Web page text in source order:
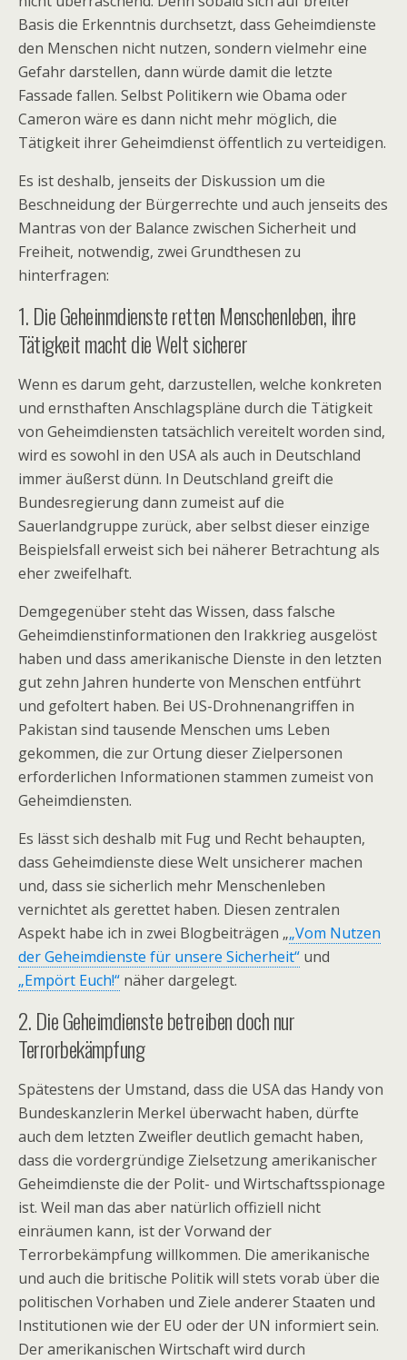
Basis die Erkenntnis durchsetzt, dass Geheimdienste
den Menschen nicht nutzen, sondern vielmehr eine
Gefahr darstellen, dann würde damit die letzte
Fassade fallen. Selbst Politikern wie Obama oder
Cameron wäre es dann nicht mehr möglich, die
Tätigkeit ihrer Geheimdienst öffentlich zu verteidigen.
Es ist deshalb, jenseits der Diskussion um die
Beschneidung der Bürgerrechte und auch jenseits des
Mantras von der Balance zwischen Sicherheit und
Freiheit, notwendig, zwei Grundthesen zu
hinterfragen:
1. Die Geheinmdienste retten Menschenleben, ihre
Tätigkeit macht die Welt sicherer
Wenn es darum geht, darzustellen, welche konkreten
und ernsthaften Anschlagspläne durch die Tätigkeit
von Geheimdiensten tatsächlich vereitelt worden sind,
wird es sowohl in den USA als auch in Deutschland
immer äußerst dünn. In Deutschland greift die
Bundesregierung dann zumeist auf die
Sauerlandgruppe zurück, aber selbst dieser einzige
Beispielsfall erweist sich bei näherer Betrachtung als
eher zweifelhaft.
Demgegenüber steht das Wissen, dass falsche
Geheimdienstinformationen den Irakkrieg ausgelöst
haben und dass amerikanische Dienste in den letzten
gut zehn Jahren hunderte von Menschen entführt
und gefoltert haben. Bei US-Drohnenangriffen in
Pakistan sind tausende Menschen ums Leben
gekommen, die zur Ortung dieser Zielpersonen
erforderlichen Informationen stammen zumeist von
Geheimdiensten.
Es lässt sich deshalb mit Fug und Recht behaupten,
dass Geheimdienste diese Welt unsicherer machen
und, dass sie sicherlich mehr Menschenleben
vernichtet als gerettet haben. Diesen zentralen
Aspekt habe ich in zwei Blogbeiträgen „„Vom Nutzen
der Geheimdienste für unsere Sicherheit“ und
„Empört Euch!“ näher dargelegt.
2. Die Geheimdienste betreiben doch nur
Terrorbekämpfung
Spätestens der Umstand, dass die USA das Handy von
Bundeskanzlerin Merkel überwacht haben, dürfte
auch dem letzten Zweifler deutlich gemacht haben,
dass die vordergründige Zielsetzung amerikanischer
Geheimdienste die der Polit- und Wirtschaftsspionage
ist. Weil man das aber natürlich offiziell nicht
einräumen kann, ist der Vorwand der
Terrorbekämpfung willkommen. Die amerikanische
und auch die britische Politik will stets vorab über die
politischen Vorhaben und Ziele anderer Staaten und
Institutionen wie der EU oder der UN informiert sein.
Der amerikanischen Wirtschaft wird durch